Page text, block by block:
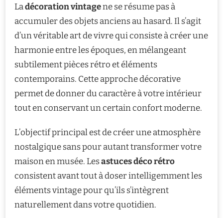
Ladécoration vintagene se résume pas à
accumuler des objets anciens au hasard. Il s’agit
d’un véritable art de vivre qui consiste à créer une
harmonie entre les époques, en mélangeant
subtilement pièces rétro et éléments
contemporains. Cette approche décorative
permet de donner du caractère à votre intérieur
tout en conservant un certain confort moderne.
L’objectif principal est de créer une atmosphère
nostalgique sans pour autant transformer votre
maison en musée. Lesastuces déco rétro
consistent avant tout à doser intelligemment les
éléments vintage pour qu’ils s’intègrent
naturellement dans votre quotidien.